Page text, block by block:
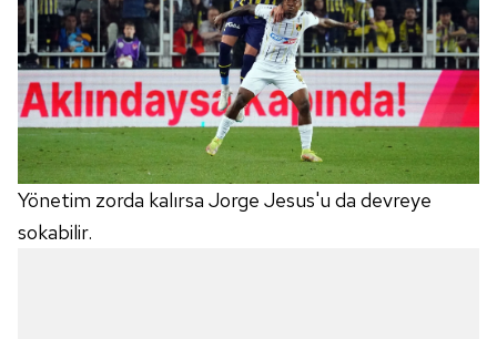
Yönetim zorda kalırsa Jorge Jesus'u da devreye
sokabilir.